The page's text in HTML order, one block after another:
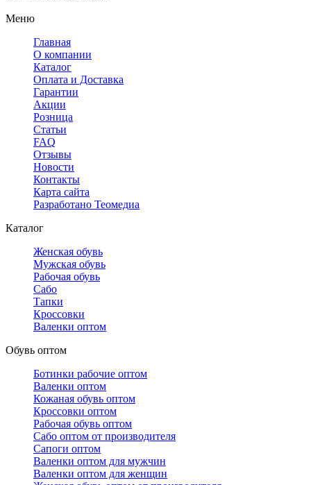
Меню
Главная
О компании
Каталог
Оплата и Доставка
Гарантии
Акции
Розница
Статьи
FAQ
Отзывы
Новости
Контакты
Карта сайта
Разработано Теомедиа
Каталог
Женская обувь
Мужская обувь
Рабочая обувь
Сабо
Тапки
Кроссовки
Валенки оптом
Обувь оптом
Ботинки рабочие оптом
Валенки оптом
Кожаная обувь оптом
Кроссовки оптом
Рабочая обувь оптом
Сабо оптом от производителя
Сапоги оптом
Валенки оптом для мужчин
Валенки оптом для женщин